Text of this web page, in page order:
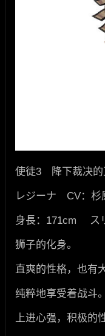
使徒3 降下裁决的
レジーナ CV：杉
身長：171cm ス
狮子的化身。
直爽的性格，也有
纯粹地享受着战斗。
上进心强，积极的